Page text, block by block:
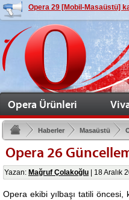
Opera 29 [Mobil-Masaüstü]
Opera Ürünleri
Haberler Masaüstü
Opera 26
Yazan: Mağruf Çolakoğlu 18 Aralık
Opera ekibi yılbaşı tatili